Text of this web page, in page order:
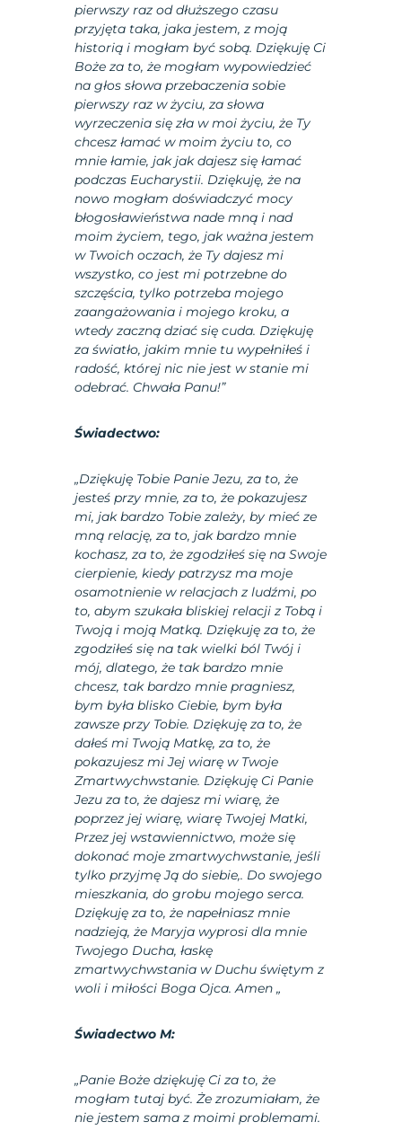
pierwszy raz od dłuższego czasu
przyjęta taka, jaka jestem, z moją
historią i mogłam być sobą. Dziękuję Ci
Boże za to, że mogłam wypowiedzieć
na głos słowa przebaczenia sobie
pierwszy raz w życiu, za słowa
wyrzeczenia się zła w moi życiu, że Ty
chcesz łamać w moim życiu to, co
mnie łamie, jak jak dajesz się łamać
podczas Eucharystii. Dziękuję, że na
nowo mogłam doświadczyć mocy
błogosławieństwa nade mną i nad
moim życiem, tego, jak ważna jestem
w Twoich oczach, że Ty dajesz mi
wszystko, co jest mi potrzebne do
szczęścia, tylko potrzeba mojego
zaangażowania i mojego kroku, a
wtedy zaczną dziać się cuda. Dziękuję
za światło, jakim mnie tu wypełniłeś i
radość, której nic nie jest w stanie mi
odebrać. Chwała Panu!”
Świadectwo:
„Dziękuję Tobie Panie Jezu, za to, że
jesteś przy mnie, za to, że pokazujesz
mi, jak bardzo Tobie zależy, by mieć ze
mną relację, za to, jak bardzo mnie
kochasz, za to, że zgodziłeś się na Swoje
cierpienie, kiedy patrzysz ma moje
osamotnienie w relacjach z ludźmi, po
to, abym szukała bliskiej relacji z Tobą i
Twoją i moją Matką. Dziękuję za to, że
zgodziłeś się na tak wielki ból Twój i
mój, dlatego, że tak bardzo mnie
chcesz, tak bardzo mnie pragniesz,
bym była blisko Ciebie, bym była
zawsze przy Tobie. Dziękuję za to, że
dałeś mi Twoją Matkę, za to, że
pokazujesz mi Jej wiarę w Twoje
Zmartwychwstanie. Dziękuję Ci Panie
Jezu za to, że dajesz mi wiarę, że
poprzez jej wiarę, wiarę Twojej Matki,
Przez jej wstawiennictwo, może się
dokonać moje zmartwychwstanie, jeśli
tylko przyjmę Ją do siebie,. Do swojego
mieszkania, do grobu mojego serca.
Dziękuję za to, że napełniasz mnie
nadzieją, że Maryja wyprosi dla mnie
Twojego Ducha, łaskę
zmartwychwstania w Duchu świętym z
woli i miłości Boga Ojca. Amen „
Świadectwo M:
„Panie Boże dziękuję Ci za to, że
mogłam tutaj być. Że zrozumiałam, że
nie jestem sama z moimi problemami.